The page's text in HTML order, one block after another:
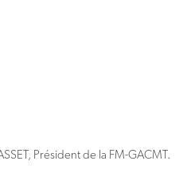
Président de la FM-GACMT.